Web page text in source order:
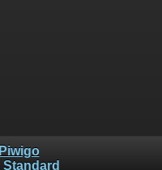
Piwigo
Standard